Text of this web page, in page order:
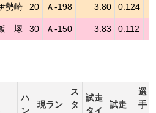
勢崎 20 Ａ-198 3.80 0.124
塚 30 Ａ-150 3.83 0.112
ハ
ン
現ラン
ス
タ
試走
タイ
試走
選
手